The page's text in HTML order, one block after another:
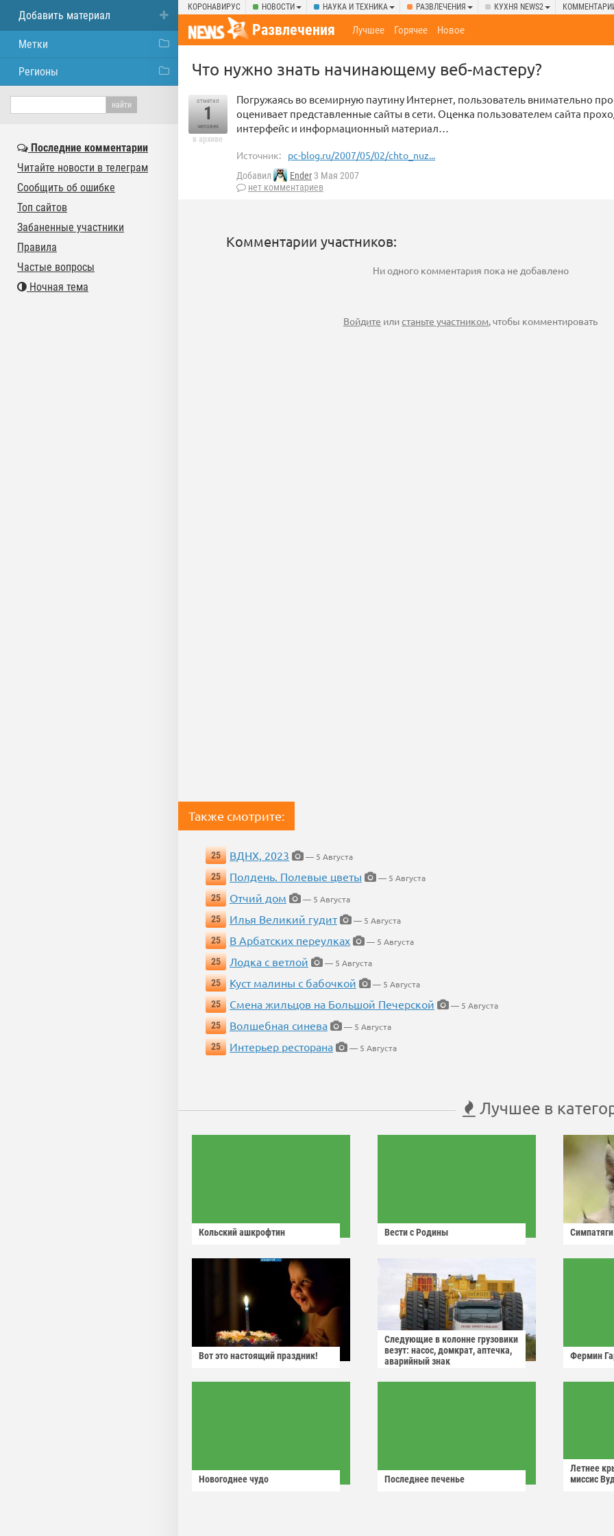
КОРОНАВИРУС НОВОСТИ НАУКА И ТЕХНИКА РАЗВЛЕЧЕНИЯ КУХНЯ NEWS2
Развлечения Лучшее Горячее Новое
Что нужно знать начинающему веб-мастеру?
отметил
1
человек
в архиве
Погружаясь во всемирную паутину Интернет, пользователь внимательно
оценивает представленные сайты в сети. Оценка пользователем сайта
интерфейс и информационный материал…
Источник: pc-blog.ru/2007/05/02/chto_nuz...
Добавил Ender 3 Мая 2007
нет комментариев
Комментарии участников:
Ни одного комментария пока не добавлено
Войдите илистаньте участником, чтобы комментировать
Также смотрите:
25 ВДНХ, 2023
— 5 Августа
25
Полдень. Полевые цветы
— 5 Августа
25
Отчий дом
— 5 Августа
25
Илья Великий гудит
— 5 Августа
25
В Арбатских переулках
— 5 Августа
25
Лодка с ветлой
— 5 Августа
25
Куст малины с бабочкой
— 5 Августа
25
Смена жильцов на Большой Печерской
— 5 Августа
25
Волшебная синева
— 5 Августа
25
Интерьер ресторана — 5 Августа
Лучшее в
Кольский ашкрофтин Вести с Родины Симпатяги
Вот это настоящий праздник!
Следующие в колонне грузовики
везут: насос, домкрат, аптечка,
аварийный знак
Фермин
Новогоднее чудо Последнее печенье
Летнее
миссис
Добавить материал
Метки
Регионы
Последние комментарии
Читайте новости в телеграм
Сообщить об ошибке
Топ сайтов
Забаненные участники
Правила
Частые вопросы
Ночная тема